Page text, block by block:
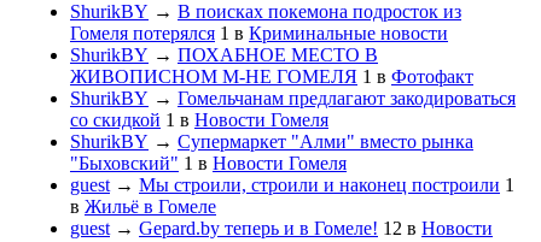
ShurikBY → В поисках покемона подросток из
Гомеля потерялся 1 в Криминальные новости
ShurikBY → ПОХАБНОЕ МЕСТО В
ЖИВОПИСНОМ М-НЕ ГОМЕЛЯ 1 в Фотофакт
ShurikBY → Гомельчанам предлагают закодироваться
со скидкой 1 в Новости Гомеля
ShurikBY → Супермаркет "Алми" вместо рынка
"Быховский" 1 в Новости Гомеля
guest → Мы строили, строили и наконец построили 1
в Жильё в Гомеле
guest → Gepard.by теперь и в Гомеле! 12 в Новости